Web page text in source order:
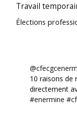
Travail
Élections
10 raisons de
directement
#enermine